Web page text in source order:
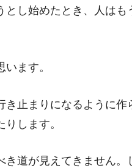
し始めたとき、人はも
ます。
止まりになるように作
します。
道が見えてきません。